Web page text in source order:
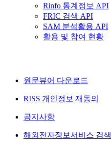
Rinfo 통계정보 API
FRIC 검색 API
SAM 분석활용 API
활용 및 참여 현황
원문뷰어 다운로드
RISS 개인정보 재동의
공지사항
해외전자정보서비스 검색